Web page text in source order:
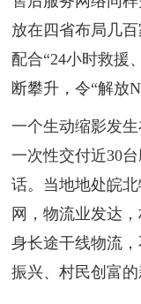
放在四省布局几
配合“24小时救援
断攀升，令“解放
一个生动缩影发
一次性交付近30
话。当地地处皖
网，物流业发达
身长途干线物流
振兴、村民创富的